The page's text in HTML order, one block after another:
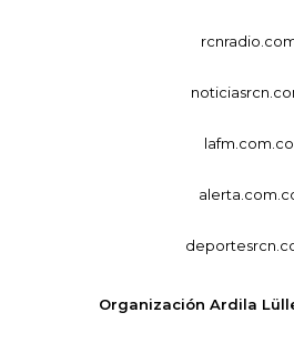
lafm.com.co
Organización Ardila